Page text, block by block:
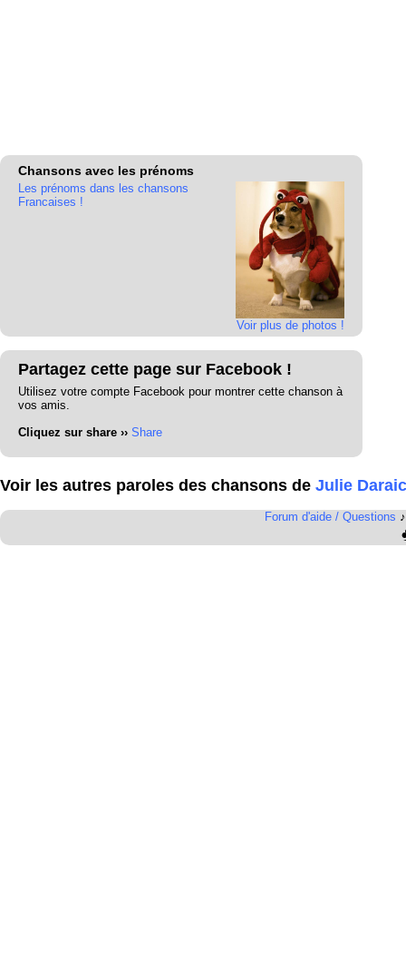
Chansons avec les prénoms
Voir plus de photos !
Les prénoms dans les chansons
Francaises !
Partagez cette page sur Facebook !
Utilisez votre compte Facebook pour montrer cette chanson à
vos amis.
Cliquez sur share ›› Share
Voir les autres paroles des chansons de Julie
Forum d'aide / Questions